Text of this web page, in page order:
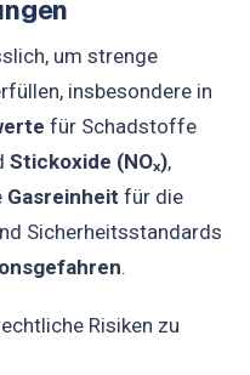
um strenge
insbesondere in
für Schadstoffe
Stickoxide (NOₓ),
Gasreinheit für die
Sicherheitsstandards
.
Risiken zu